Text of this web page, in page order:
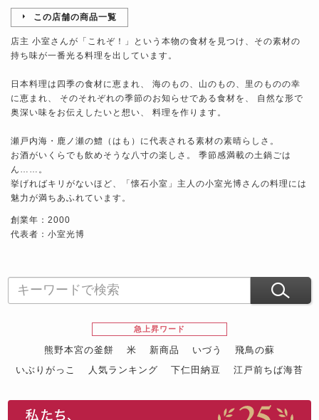
この店舗の商品一覧
店主 小室さんが「これぞ！」という本物の食材を見つけ、その素材の
持ち味が一番光る料理を出しています。
日本料理は四季の食材に恵まれ、 海のもの、山のもの、里のものの幸
に恵まれ、 そのそれぞれの季節のお知らせである食材を、 自然な形で
奥深い味をお伝えしたいと想い、 料理を作ります。
瀬戸内海・鹿ノ瀬の鱧（はも）に代表される素材の素晴らしさ。
お酒がいくらでも飲めそうな八寸の楽しさ。 季節感満載の土鍋ごは
ん……。
挙げればキリがないほど、「懐石小室」主人の小室光博さんの料理には
魅力が満ちあふれています。
創業年：2000
代表者：小室光博
急上昇ワード
熊野本宮の釜餅 米 新商品 いづう
飛鳥の蘇
いぶりがっこ
人気ランキング 下仁田納豆
江戸前ちば海苔